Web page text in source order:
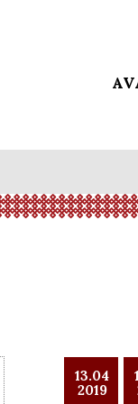
13.04
2019